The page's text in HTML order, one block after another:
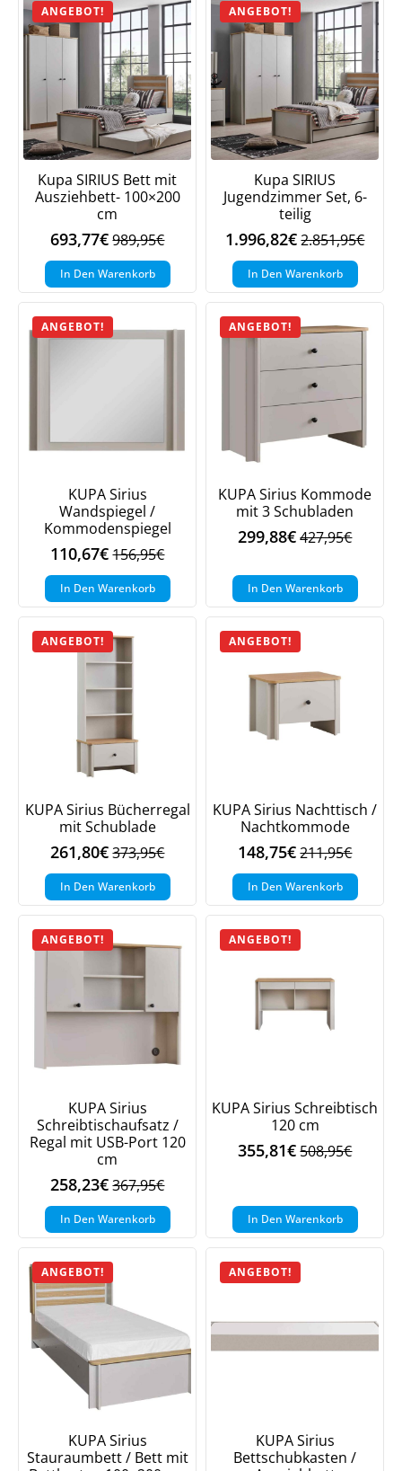
ANGEBOT!
Kupa SIRIUS Bett mit
Ausziehbett- 100×200
cm
989,95€
Ursprünglicher
Preis
war:
989,95€
693,77€Aktueller
Preis
ist:
693,77€.
In Den Warenkorb
ANGEBOT!
Kupa SIRIUS
Jugendzimmer Set, 6-
teilig
2.851,95€
Preis
war:
2.851,95€
1.996,82€Aktueller
Preis
ist:
1.996,82€.
In Den Warenkorb
ANGEBOT!
KUPA Sirius
Wandspiegel /
Kommodenspiegel
156,95€
Ursprünglicher
Preis
war:
156,95€
110,67€Aktueller
Preis
ist:
110,67€.
In Den Warenkorb
ANGEBOT!
KUPA Sirius Kommode
mit 3 Schubladen
427,95€
war:
427,95€
299,88€Aktueller
ist:
299,88€.
In Den Warenkorb
ANGEBOT!
KUPA Sirius Bücherregal
mit Schublade
373,95€
Ursprünglicher
Preis
war:
373,95€
261,80€Aktueller
Preis
ist:
261,80€.
In Den Warenkorb
ANGEBOT!
KUPA Sirius Nachttisch /
Nachtkommode
211,95€
Preis
war:
211,95€
148,75€Aktueller
Preis
ist:
148,75€.
In Den Warenkorb
ANGEBOT!
KUPA Sirius
Schreibtischaufsatz /
Regal mit USB-Port 120
cm
367,95€
Ursprünglicher
Preis
war:
367,95€
258,23€Aktueller
Preis
ist:
258,23€.
In Den Warenkorb
ANGEBOT!
KUPA Sirius Schreibtisch
120 cm
508,95€
508,95€
355,81€Aktueller
355,81€.
In Den Warenkorb
ANGEBOT!
KUPA Sirius
Stauraumbett / Bett mit
ANGEBOT!
KUPA Sirius
Bettschubkasten /